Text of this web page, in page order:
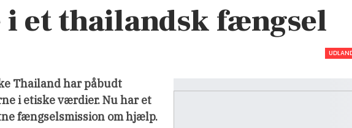
i et thailandsk fængsel
Thailand har påbudt
i etiske værdier. Nu har et
fængselsmission om hjælp.